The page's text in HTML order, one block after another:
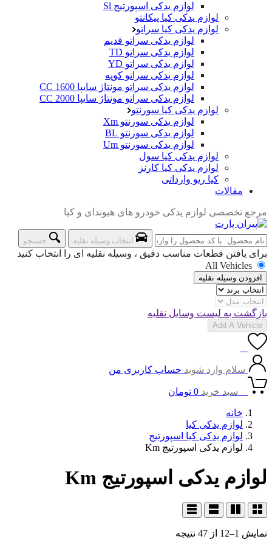
لوازم یدکی اسپورتیج Sl
لوازم یدکی کیا پیکانتو
لوازم یدکی کیا سراتو
لوازم یدکی سراتو قدیم
لوازم یدکی سراتو TD
لوازم یدکی سراتو YD
لوازم یدکی سراتو کوپه
لوازم یدکی سراتو مونتاژ سایپا 1600 CC
لوازم یدکی سراتو مونتاژ سایپا 2000 CC
لوازم یدکی کیا سورنتو
لوازم یدکی سورنتو Xm
لوازم یدکی سورنتو BL
لوازم یدکی سورنتو Um
لوازم یدکی کیا سول
لوازم یدکی کیا کارنز
کیا ریو وارداتی
مقالات
مرجع تخصصی لوازم یدکی خودرو های هیوندای و کیا
انتخاب وسیله نقلیه جستجو
برای یافتن قطعات مناسب دقیق ، وسیله نقلیه ای را انتخاب کنید
All Vehicles
افزودن وسیله نقلیه
بازگشت به لیست وسایل نقلیه
Add A Vehicle
سلام وارد شوید حساب کاربری من
سبد خرید 0 تومان
خانه
لوازم یدکی کیا
لوازم یدکی کیا اسپورتیج
لوازم یدکی اسپورتیج Km
لوازم یدکی اسپورتیج Km
نمایش 1–12 از 47 نتیجه